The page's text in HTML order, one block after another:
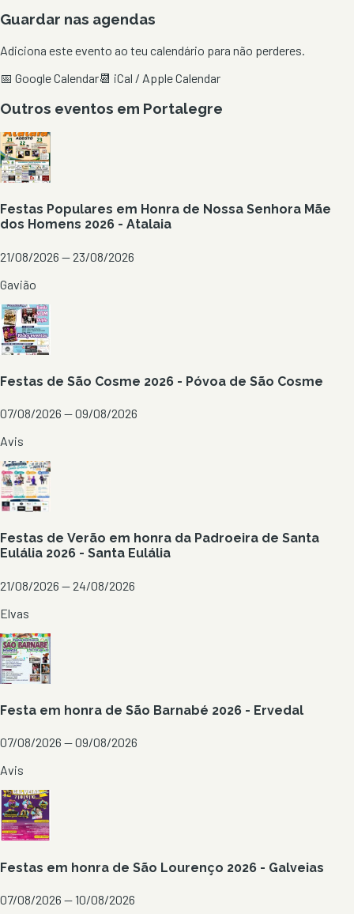
Guardar nas agendas
Adiciona este evento ao teu calendário para não perderes.
📅 Google Calendar📆 iCal / Apple Calendar
Outros eventos em Portalegre
Festas Populares em Honra de Nossa Senhora Mãe
dos Homens 2026 - Atalaia
21/08/2026 — 23/08/2026
Gavião
Festas de São Cosme 2026 - Póvoa de São Cosme
07/08/2026 — 09/08/2026
Avis
Festas de Verão em honra da Padroeira de Santa
Eulália 2026 - Santa Eulália
21/08/2026 — 24/08/2026
Elvas
Festa em honra de São Barnabé 2026 - Ervedal
07/08/2026 — 09/08/2026
Avis
Festas em honra de São Lourenço 2026 - Galveias
07/08/2026 — 10/08/2026